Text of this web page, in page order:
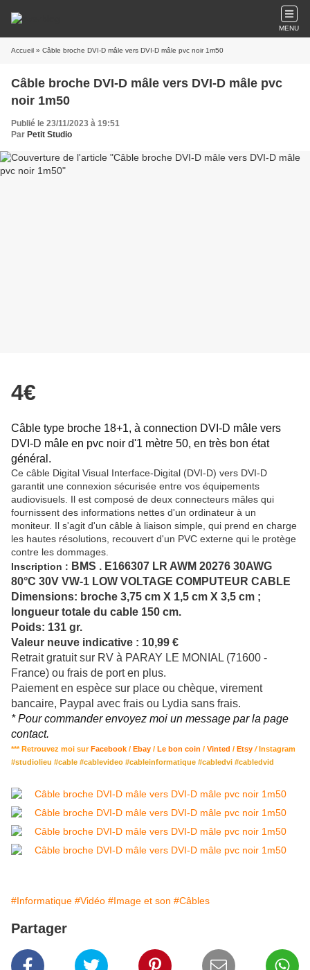
MENU
Accueil » Câble broche DVI-D mâle vers DVI-D mâle pvc noir 1m50
Câble broche DVI-D mâle vers DVI-D mâle pvc
noir 1m50
Publié le 23/11/2023 à 19:51
Par Petit Studio
4€
Câble type broche 18+1, à connection DVI-D mâle vers
DVI-D mâle en pvc noir d'1 mètre 50, en très bon état
général.
Ce câble Digital Visual Interface-Digital (DVI-D) vers DVI-D
garantit une connexion sécurisée entre vos équipements
audiovisuels. Il est composé de deux connecteurs mâles qui
fournissent des informations nettes d'un ordinateur à un
moniteur. Il s'agit d'un câble à liaison simple, qui prend en charge
les hautes résolutions, recouvert d'un PVC externe qui le protège
contre les dommages.
Inscription : BMS . E166307 LR AWM 20276 30AWG
80°C 30V VW-1 LOW VOLTAGE COMPUTEUR CABLE
Dimensions: broche 3,75 cm X 1,5 cm X 3,5 cm ;
longueur totale du cable 150 cm.
Poids: 131 gr.
Valeur neuve indicative : 10,99 €
Retrait gratuit sur RV à PARAY LE MONIAL (71600 -
France) ou frais de port en plus.
Paiement en espèce sur place ou chèque, virement
bancaire, Paypal avec frais ou Lydia sans frais.
* Pour commander envoyez moi un message par la page
contact.
*** Retrouvez moi surFacebook / Ebay / Le bon coin / Vinted / Etsy /Instagram
#studiolieu #cable #cablevideo #cableinformatique #cabledvi #cabledvid
#Informatique #Vidéo #Image et son #Câbles
Partager